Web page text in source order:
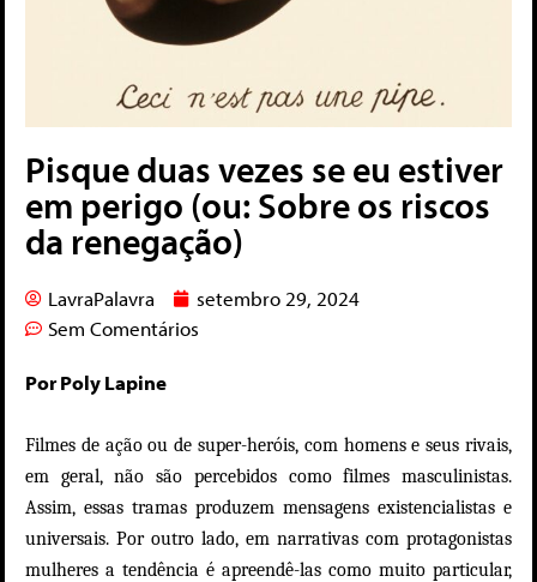
Pisque duas vezes se eu estiver
em perigo (ou: Sobre os riscos
da renegação)
LavraPalavra
setembro 29, 2024
Sem Comentários
Por Poly Lapine
Filmes de ação ou de super-heróis, com homens e seus rivais,
em geral, não são percebidos como filmes masculinistas.
Assim, essas tramas produzem mensagens existencialistas e
universais. Por outro lado, em narrativas com protagonistas
mulheres a tendência é apreendê-las como muito particular,